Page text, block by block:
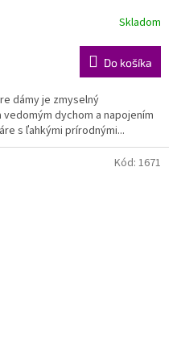
Skladom
Do košíka
dámy je zmyselný
dychom a napojením
s ľahkými prírodnými...
Kód: 1671